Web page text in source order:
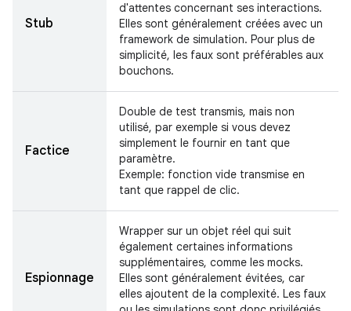
Stub
d'attentes concernant ses interactions.
Elles sont généralement créées avec un
framework de simulation. Pour plus de
simplicité, les faux sont préférables aux
bouchons.
Factice
Double de test transmis, mais non
utilisé, par exemple si vous devez
simplement le fournir en tant que
paramètre.
Exemple: fonction vide transmise en
tant que rappel de clic.
Espionnage
Wrapper sur un objet réel qui suit
également certaines informations
supplémentaires, comme les mocks.
Elles sont généralement évitées, car
elles ajoutent de la complexité. Les faux